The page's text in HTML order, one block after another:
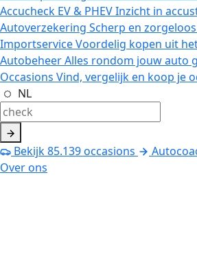
Accucheck EV & PHEVInzicht in
Autoverzekering Scherp en
ImportserviceVoordelig kopen uit
AutobeheerAlles rondom jouw auto
Occasions Vind, vergelijk en koop je
NL
Bekijk85.139occasions
Over ons